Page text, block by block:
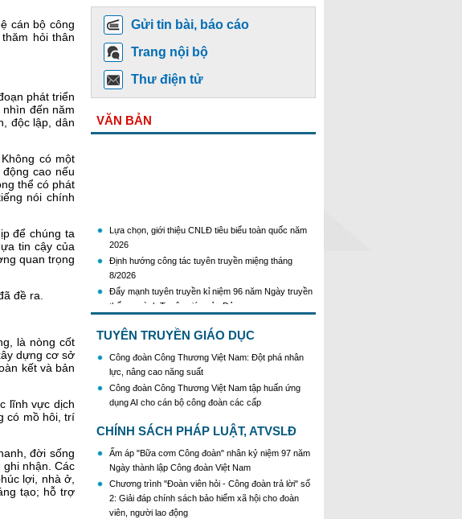
cán bộ công
hỏi thân
phát triển
đến năm
độc lập, dân
có một
cao nếu
thể có phát
nói chính
để chúng ta
tin cậy của
quan trọng
đề ra.
là nòng cốt
dựng cơ sở
kết và bản
lĩnh vực dịch
có mồ hôi, trí
đời sống
nhận. Các
lợi, nhà ở,
tạo; hỗ trợ
Gửi tin bài, báo cáo
Trang nội bộ
Thư điện tử
VĂN BẢN
2026
Định hướng công tác tuyên truyền miệng tháng
8/2026
Đẩy mạnh tuyên truyền kỉ niệm 96 năm Ngày truyền
thống ngành Tuyên giáo của Đảng
Kế hoạch Tổ chức Cuộc thi sáng tạo video, clip
2026
hiện Chỉ thị số 58/CT-TW ngày 10/01/2026 của Ban
Bí thư TW Đảng về "Tăng cường sự lãnh đạo của
Đảng đối với công tác truyên truyền,giáo dục chính
trị,tư tưởng,pháp luật cho công nhân trong tình hình
mới"
Triển khai thực hiện Hướng dẫn số 28/HD-
BTGDVTW về xác định, lựa chọn ngày truyền thống,
ngày thành lập, ngày tái lập sau sắp xếp tổ chức bộ
máy của hệ thống chính trị
Triển khai truyền thông "Chiến dịch 500 ngày đêm
đẩy mạnh thực hiện tìm kiếm, quy tập và xác định
TUYÊN TRUYỀN GIÁO DỤC
Công đoàn Công Thương Việt Nam: Đột phá nhân
lực, nâng cao năng suất
Công đoàn Công Thương Việt Nam tập huấn ứng
dụng AI cho cán bộ công đoàn các cấp
CHÍNH SÁCH PHÁP LUẬT, ATVSLĐ
Ấm áp "Bữa cơm Công đoàn" nhân kỷ niệm 97 năm
Ngày thành lập Công đoàn Việt Nam
Chương trình "Đoàn viên hỏi - Công đoàn trả lời" số
2: Giải đáp chính sách bảo hiểm xã hội cho đoàn
viên, người lao động